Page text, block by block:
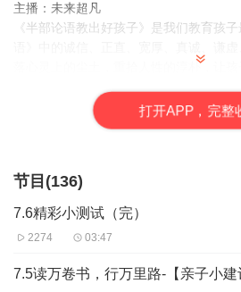
主播：未来超凡
《半部论语教出好孩子》是我们教育孩
落心灵上的尘土，重拾人性的淳朴，让
事等方面受到启发、得到教益，求真、
正直、谦逊、广闻博见、与人为善的人。
打开APP，完整
节目(136)
7.6精彩小测试（完）
2274 03:47
7.5读万卷书，行万里路-【亲子小建